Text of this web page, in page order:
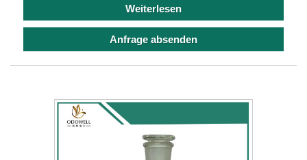
Weiterlesen
Anfrage absenden